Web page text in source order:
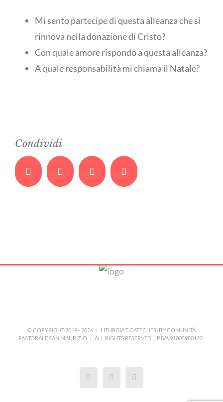
Mi sento partecipe di questa alleanza che si
rinnova nella donazione di Cristo?
Con quale amore rispondo a questa alleanza?
A quale responsabilità mi chiama il Natale?
Condividi
Facebook Twitter Whatsapp Email
© COPYRIGHT 2019 - 2026 | LITURGIA E CATECHESI BYCOMUNITÀ
PASTORALE SAN MAURIZIO | ALL RIGHTS RESERVED | P.IVA 91005980122